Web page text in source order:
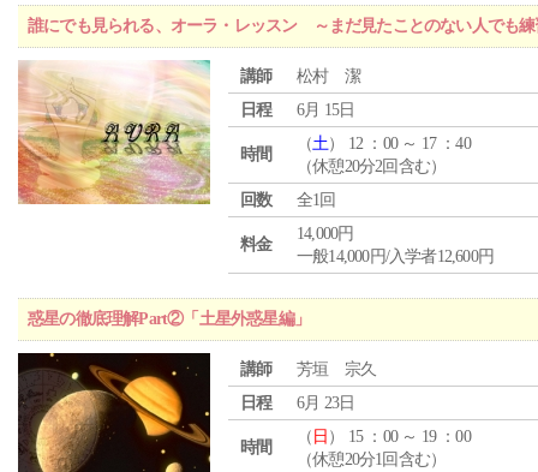
誰にでも見られる、オーラ・レッスン ～まだ見たことのない人でも
講師
松村 潔
日程
6月 15日
時間
（土） 12 ：00 ～ 17 ：40
（休憩20分2回含む）
回数
全1回
料金
14,000円
一般14,000円/入学者12,600円
惑星の徹底理解Part②「土星外惑星編」
講師
芳垣 宗久
日程
6月 23日
時間
（ 日 ） 15 ：00 ～ 19 ：00
（休憩20分1回含む）